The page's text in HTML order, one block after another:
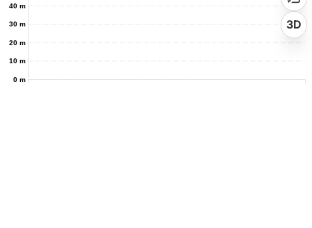
0 m
10 m
20 m
30 m
40 m
3D